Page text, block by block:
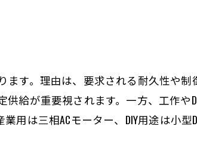
なモーター選定でコスト削減を実現
トパフォーマンス重視のモーター選び
運用に適したモーター選定基準を解説
ター選定で見逃せない効率とコスト比
す。理由は、要求される耐久性や
給が重要視されます。一方、工作や
用は三相ACモーター、DIY用途は小